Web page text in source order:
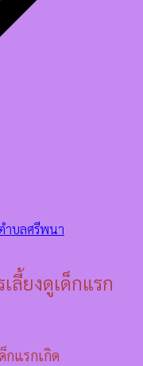
ำบลศรีพนา
ลี้ยงดูเด็กแรก
กแรกเกิด